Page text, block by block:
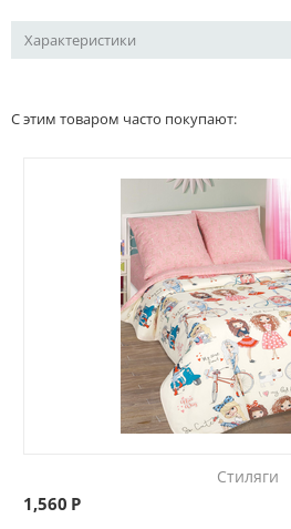
Характеристики
С этим товаром часто покупают:
Стиляги
1,560 Р